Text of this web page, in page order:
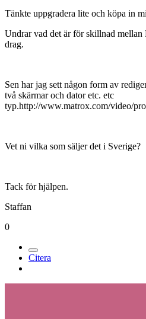
Tänkte uppgradera lite och köpa in
Undrar vad det är för skillnad mellan
drag.
Sen har jag sett någon form av
två skärmar och dator etc. etc
typ.http://www.matrox.com/video/
Vet ni vilka som säljer det i Sverige?
Tack för hjälpen.
Staffan
0
Citera